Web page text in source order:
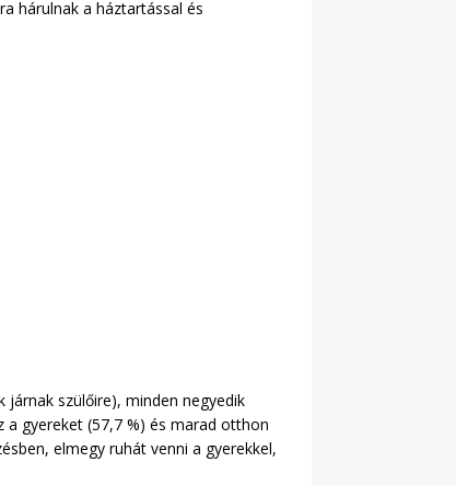
hárulnak a háztartással és
járnak szülőire), minden negyedik
a gyereket (57,7 %) és marad otthon
elmegy ruhát venni a gyerekkel,